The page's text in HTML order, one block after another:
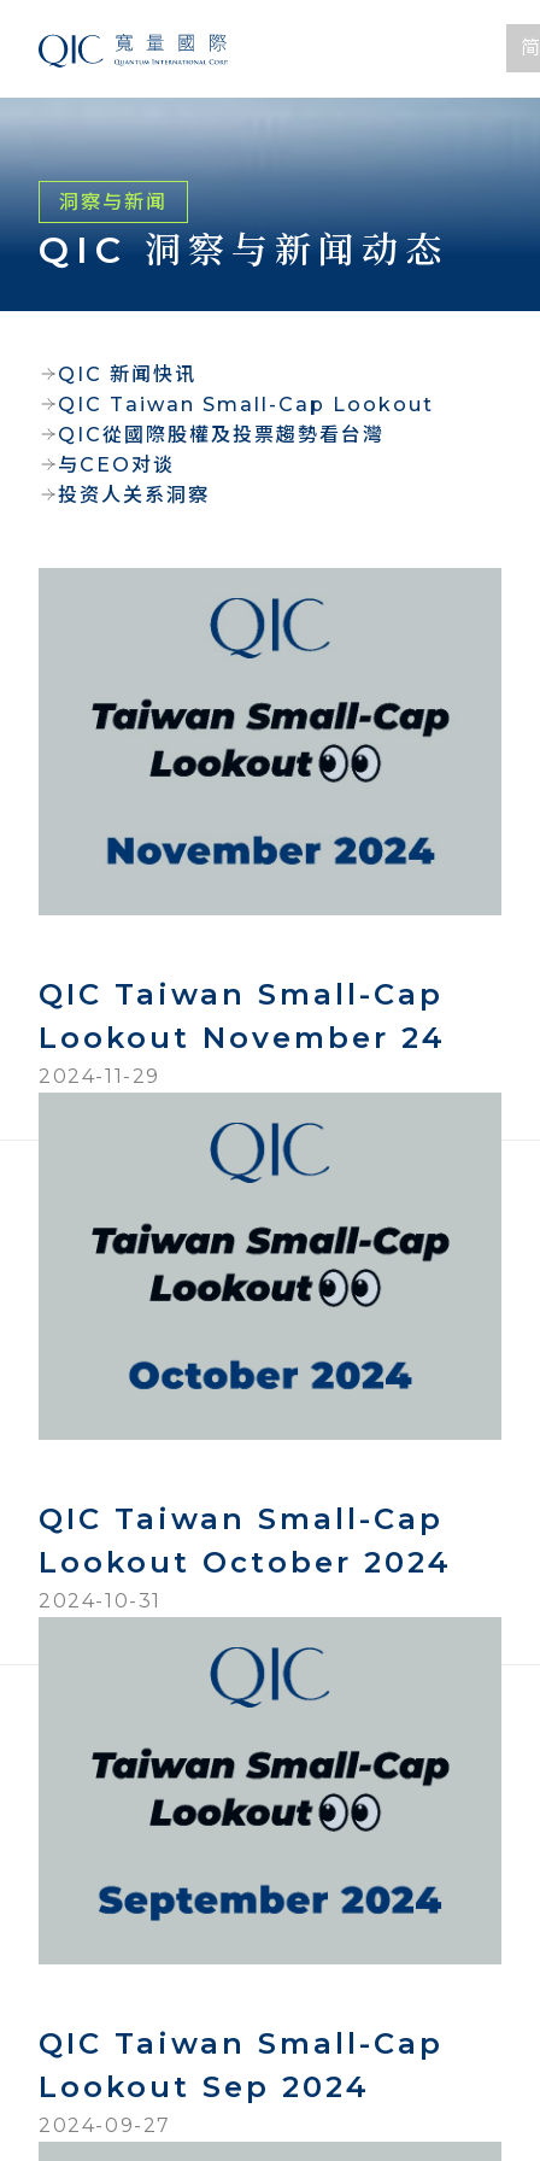
简
洞察与新闻
QIC 洞察与新闻动态
QIC 新闻快讯
QIC Taiwan Small-Cap Lookout
QIC從國際股權及投票趨勢看台灣
与CEO对谈
投资人关系洞察
QIC Taiwan Small-Cap
Lookout November 24
2024-11-29
QIC Taiwan Small-Cap
Lookout October 2024
2024-10-31
QIC Taiwan Small-Cap
Lookout Sep 2024
2024-09-27